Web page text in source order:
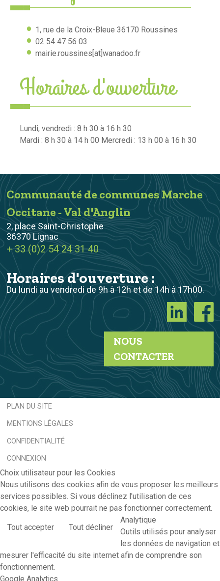
1, rue de la Croix-Bleue 36170 Roussines
02 54 47 56 03
mairie.roussines[at]wanadoo.fr
Horaires d'ouverture
Lundi, vendredi : 8 h 30 à 16 h 30
Mardi : 8 h 30 à 14 h 00 Mercredi : 13 h 00 à 16 h 30
Communauté de communes Marche
Occitane - Val d'Anglin
2, place Saint-Christophe
36370 Lignac
+ 33 (0)2 54 24 31 40
Horaires d'ouverture :
Du lundi au vendredi de 9h à 12h et de 14h à 17h00.
NOUS
CONTACTER
PLAN DU SITE
MENTIONS LÉGALES
CONFIDENTIALITÉ
CONNEXION
Choix utilisateur pour les Cookies
Nous utilisons des cookies afin de vous proposer les meilleurs
services possibles. Si vous déclinez l'utilisation de ces
cookies, le site web pourrait ne pas fonctionner correctement.
Tout accepter Tout décliner
Analytique
Outils utilisés pour analyser
les données de navigation et
mesurer l'efficacité du site internet afin de comprendre son
fonctionnement.
Google Analytics